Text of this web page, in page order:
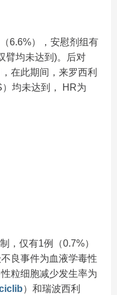
6.6%），安慰剂组有
臂均未达到)。后对
在此期间，来罗西利
均未达到， HR为
，仅有1例（0.7%）
良事件为血液学毒性
粒细胞减少发生率为
）和瑞波西利